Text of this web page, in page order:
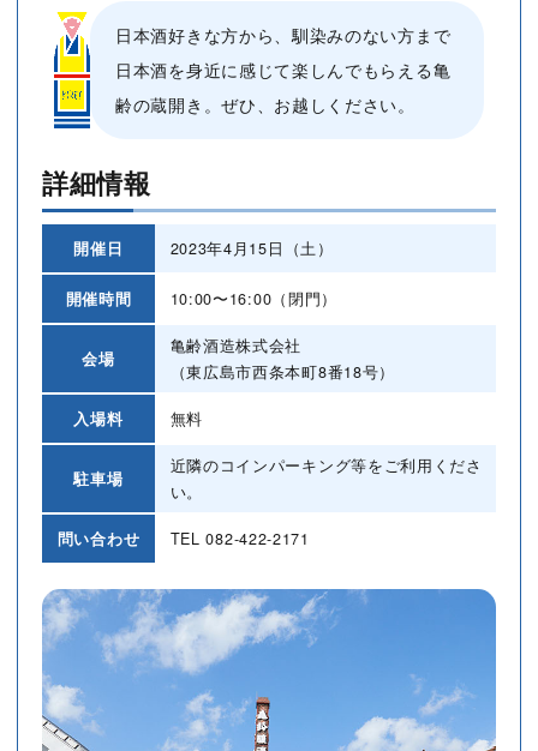
日本酒好きな方から、馴染みのない方まで
日本酒を身近に感じて楽しんでもらえる亀
齢の蔵開き。ぜひ、お越しください。
詳細情報
開催日 2023年4月15日（土）
開催時間 10:00〜16:00（閉門）
会場
亀齢酒造株式会社
（東広島市西条本町8番18号）
入場料 無料
駐車場
近隣のコインパーキング等をご利用くださ
い。
問い合わせ TEL082-422-2171